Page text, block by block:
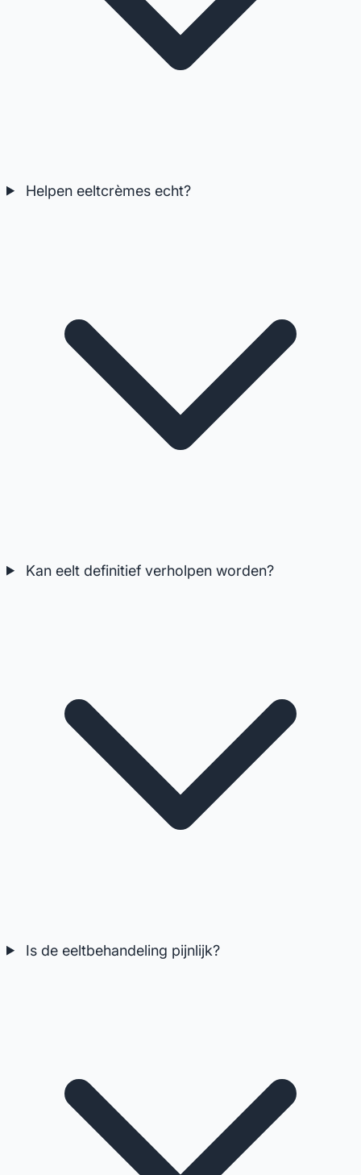
Helpen eeltcrèmes echt?
Kan eelt definitief verholpen worden?
Is de eeltbehandeling pijnlijk?